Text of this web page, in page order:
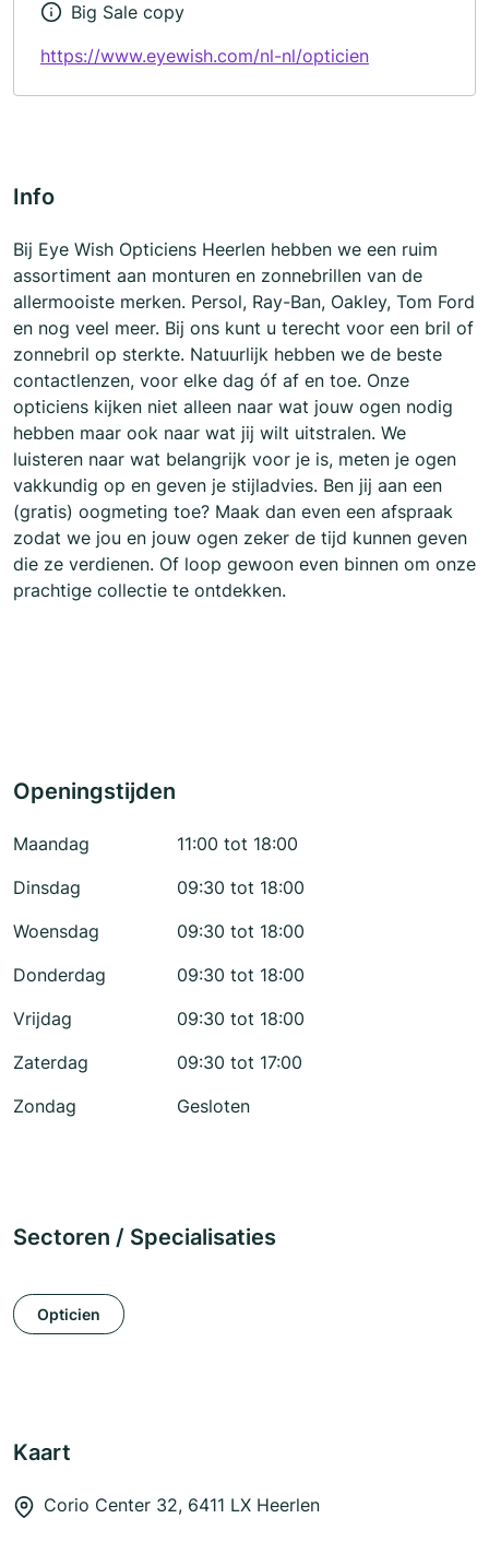
Big Sale copy
https://www.eyewish.com/nl-nl/opticien
Info
Bij Eye Wish Opticiens Heerlen hebben we een ruim
assortiment aan monturen en zonnebrillen van de
allermooiste merken. Persol, Ray-Ban, Oakley, Tom Ford
en nog veel meer. Bij ons kunt u terecht voor een bril of
zonnebril op sterkte. Natuurlijk hebben we de beste
contactlenzen, voor elke dag óf af en toe. Onze
opticiens kijken niet alleen naar wat jouw ogen nodig
hebben maar ook naar wat jij wilt uitstralen. We
luisteren naar wat belangrijk voor je is, meten je ogen
vakkundig op en geven je stijladvies. Ben jij aan een
(gratis) oogmeting toe? Maak dan even een afspraak
zodat we jou en jouw ogen zeker de tijd kunnen geven
die ze verdienen. Of loop gewoon even binnen om onze
prachtige collectie te ontdekken.
Openingstijden
Maandag
11:00 tot 18:00
Dinsdag
09:30 tot 18:00
Woensdag
09:30 tot 18:00
Donderdag
09:30 tot 18:00
Vrijdag
09:30 tot 18:00
Zaterdag
09:30 tot 17:00
Zondag
Gesloten
Sectoren / Specialisaties
Opticien
Kaart
Corio Center 32, 6411 LX Heerlen